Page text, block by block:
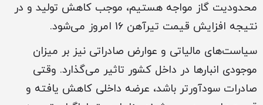
محدودیت گاز مواجه هستیم، موجب کاهش تولید و در
نتیجه افزایش قیمت تیرآهن 16 امروز می‌شود.
سیاست‌های مالیاتی و عوارض صادراتی نیز بر میزان
موجودی انبارها در داخل کشور تاثیر می‌گذارد. وقتی
صادرات سودآورتر باشد، عرضه داخلی کاهش یافته و